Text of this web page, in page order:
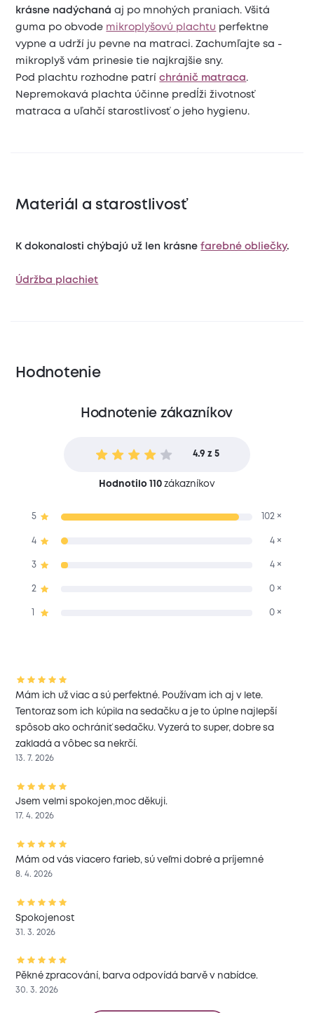
krásne nadýchaná aj po mnohých praniach. Všitá
guma po obvode mikroplyšovú plachtu perfektne
vypne a udrží ju pevne na matraci. Zachumľajte sa -
mikroplyš vám prinesie tie najkrajšie sny.
Pod plachtu rozhodne patríchránič matraca .
Nepremokavá plachta účinne predĺži životnosť
matraca a uľahčí starostlivosť o jeho hygienu.
Materiál a starostlivosť
K dokonalosti chýbajú už len krásnefarebné obliečky.
Údržba plachiet
Hodnotenie
Hodnotenie zákazníkov
4.9 z 5
Hodnotilo 110zákazníkov
5 102 ×
4 4 ×
3 4 ×
2 0 ×
0 ×
Mám ich už viac a sú perfektné. Používam ich aj v lete.
Tentoraz som ich kúpila na sedačku a je to úplne najlepší
spôsob ako ochrániť sedačku. Vyzerá to super, dobre sa
zakladá a vôbec sa nekrčí.
13. 7. 2026
Jsem velmi spokojen,moc děkuji.
17. 4. 2026
Mám od vás viacero farieb, sú veľmi dobré a príjemné
8. 4. 2026
Spokojenost
31. 3. 2026
Pěkné zpracování, barva odpovídá barvě v nabídce.
30. 3. 2026